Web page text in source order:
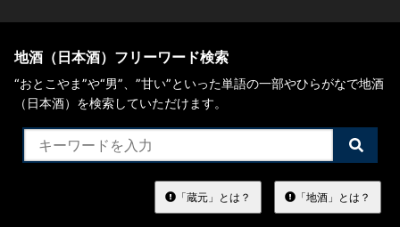
地酒（日本酒）フリーワード検索
“おとこやま”や“男”、”甘い”といった単語の一部やひらがなで地酒
（日本酒）を検索していただけます。
検
索
る
「蔵元」とは？ 「地酒」とは？